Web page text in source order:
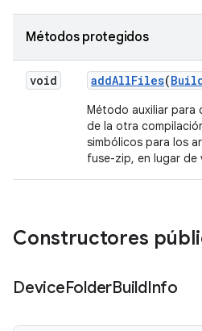
Métodos protegidos
void addAllFiles(
Método auxiliar para
de la otra
simbólicos para los
fuse-zip, en lugar de
Constructores
DeviceFolderBuildInfo